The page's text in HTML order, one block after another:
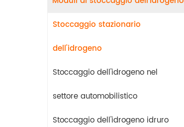
Stoccaggio stazionario
dell'idrogeno
Stoccaggio dell'idrogeno nel
settore automobilistico
Stoccaggio dell'idrogeno idruro